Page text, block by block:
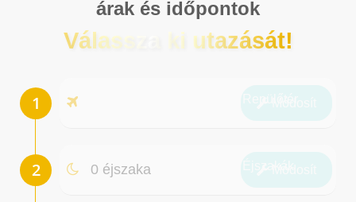
árak és időpontok
Válassza ki utazását!
0 éjszaka